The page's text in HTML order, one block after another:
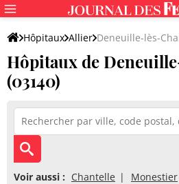
Hôpitaux Allier Deneuille-lès-
Hôpitaux de
(03140)
Voir aussi : Chantelle Monestier